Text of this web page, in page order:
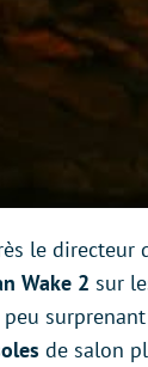
le
Wake 2 sur
peu
de salon